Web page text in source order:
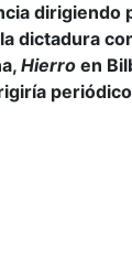
dirigiendo
dictadura
Hierro en